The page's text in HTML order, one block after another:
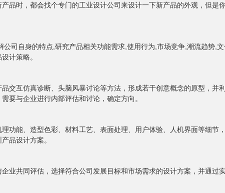
品时，都会找个专门的工业设计公司来设计一下新产品的外观，但是
公司自身的特点 ,研究产品相关功能需求 ,使用行为 ,市场竞争 ,潮流趋势 ,
计策略。
交互仿真诊断、头脑风暴讨论等方法，形成若干创意概念的原型，并
要与企业进行内部评估和讨论，确定方向。
功能、造型色彩、材料工艺、表面处理、用户体验、人机界面等细节
品设计方案。
业共同评估，选择符合公司发展目标和市场需求的设计方案，并通过